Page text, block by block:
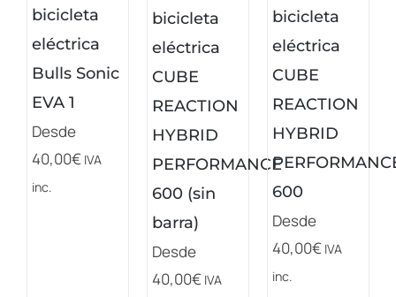
bicicleta
eléctrica
Bulls Sonic
EVA 1
Desde
40,00€ IVA
inc.
bicicleta
eléctrica
CUBE
REACTION
HYBRID
PERFORMANCE
600 (sin
barra)
Desde
40,00€ IVA
bicicleta
eléctrica
CUBE
REACTION
HYBRID
600
Desde
40,00€ IVA
inc.